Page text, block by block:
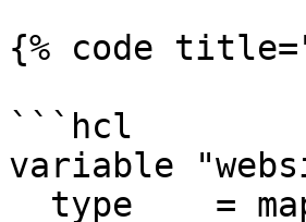
{% code
```hcl
variable